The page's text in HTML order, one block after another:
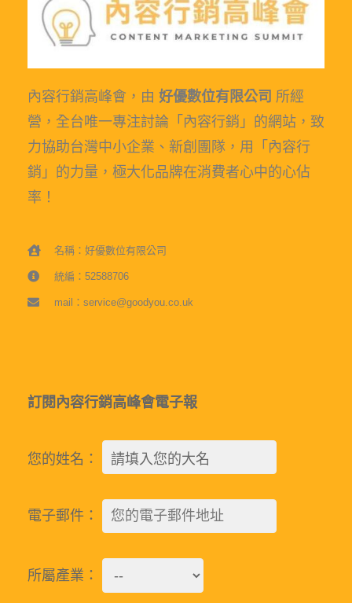
內容行銷高峰會，由 好優數位有限公司 所經
營，全台唯一專注討論「內容行銷」的網站，致
力協助台灣中小企業、新創團隊，用「內容行
銷」的力量，極大化品牌在消費者心中的心佔
率！
名稱：好優數位有限公司
統編：52588706
mail：service@goodyou.co.uk
訂閱內容行銷高峰會電子報
您的姓名：
電子郵件：
所屬產業：